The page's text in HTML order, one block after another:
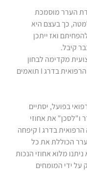
הערר מוסמכת
כך בעצם היא
ואז ייתכן
קיבל.
מקדימה לבחון
האם אחוזי הנכות שנפסקו לתובע בועדה הרפואית בדרג I תואמים
בפועל, יסתיים
ו"לסכן" את אחוזי
הנכות שכבר נקבעו, אולם במידה והועדה הרפואית בדרג I קיפחה
הכוללת את כל
מלוא אחוזי הנכות
על ידי המומחים